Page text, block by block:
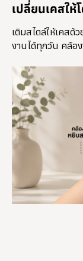
เปลี่ยนเคสให้
เติมสไตล์ให้เคสด้
งานได้ทุกวัน คล้อ